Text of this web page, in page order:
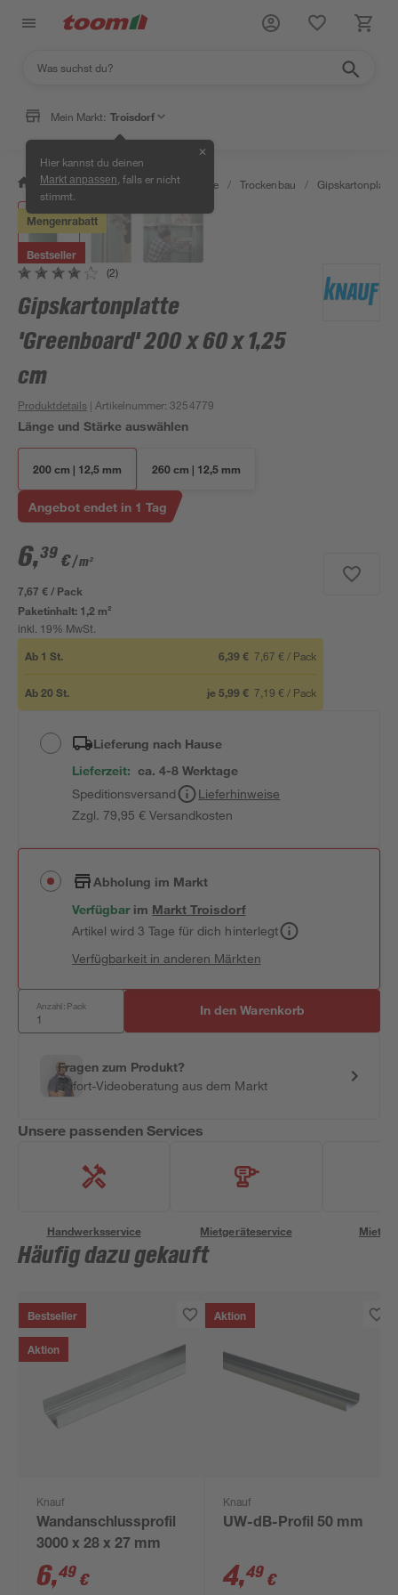
Mein Markt: Troisdorf
Hier kannst du deinen
Markt anpassen , falls er nicht
stimmt.
✕
/ Bauen & Renovieren / Baustoffe / Trockenbau /
Mengenrabatt
Bestseller
(2)
Gipskartonplatte
'Greenboard' 200 x 60 x 1,25
cm
Produktdetails | Artikelnummer:3254779
Länge und Stärke auswählen
200 cm | 12,5 mm 260 cm | 12,5 mm
Angebot endet in 1 Tag
6,39 €/ m²
7,67 € / Pack
Paketinhalt: 1,2 m²
inkl. 19% MwSt.
Ab 1 St. 6,39 € 7,67 € / Pack
Ab20St. je 5,99 € 7,19 € / Pack
Lieferung nach Hause
Lieferzeit: ca. 4-8 Werktage
Speditionsversand
Lieferhinweise
Zzgl. 79,95 € Versandkosten
Abholung im Markt
Verfügbar im MarktTroisdorf
Artikel wird 3 Tage für dich hinterlegt
Verfügbarkeit in anderen Märkten
Anzahl: Pack In den Warenkorb
Fragen zum Produkt?
Sofort-Videoberatung aus dem Markt
Unsere passenden Services
Handwerksservice Mietgeräteservice
Häufig dazu gekauft
Bestseller
Aktion
Knauf
Wandanschlussprofil
3000 x 28 x 27 mm
6,49 €
Aktion
Knauf
UW-dB-Profil 50 mm
4,49 €